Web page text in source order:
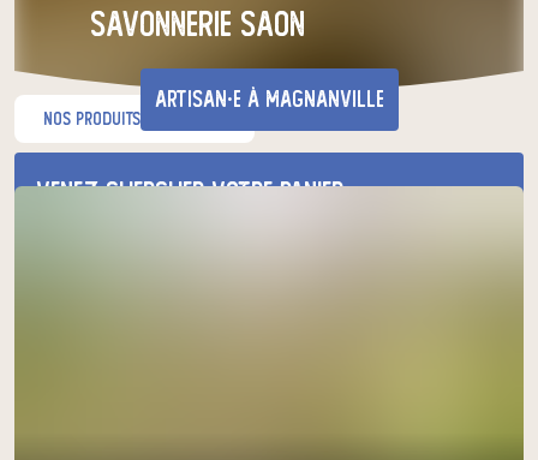
savonnerie SAON
artisan·e à Magnanville
Venez chercher votre panier
nos produits du moment